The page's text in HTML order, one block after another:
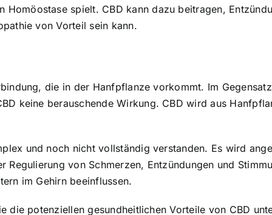
Homöostase spielt. CBD kann dazu beitragen,
von Vorteil sein kann.
die in der Hanfpflanze vorkommt. Im
keine berauschende Wirkung. CBD wird aus
und noch nicht vollständig verstanden. Es wird
von Schmerzen, Entzündungen und
im Gehirn beeinflussen.
die potenziellen gesundheitlichen Vorteile von CBD